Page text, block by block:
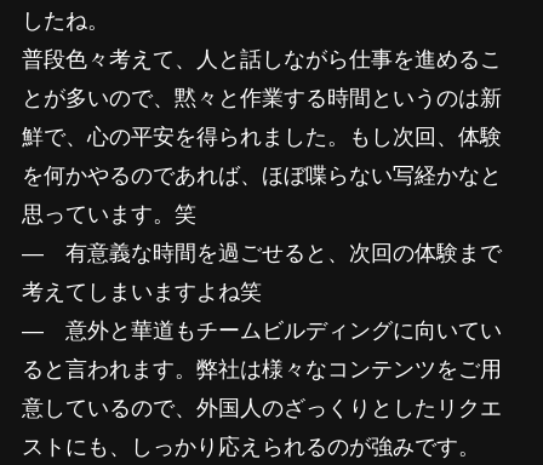
したね。
普段色々考えて、人と話しながら仕事を進めるこ
とが多いので、黙々と作業する時間というのは新
鮮で、心の平安を得られました。もし次回、体験
を何かやるのであれば、ほぼ喋らない写経かなと
思っています。笑
― 有意義な時間を過ごせると、次回の体験まで
考えてしまいますよね笑
― 意外と華道もチームビルディングに向いてい
ると言われます。弊社は様々なコンテンツをご用
意しているので、外国人のざっくりとしたリクエ
ストにも、しっかり応えられるのが強みです。